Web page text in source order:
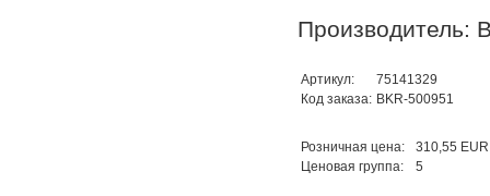
Производитель:
Артикул:
75141329
Код заказа: BKR-500951
Розничная цена:
310,55 EUR
Ценовая группа:
5